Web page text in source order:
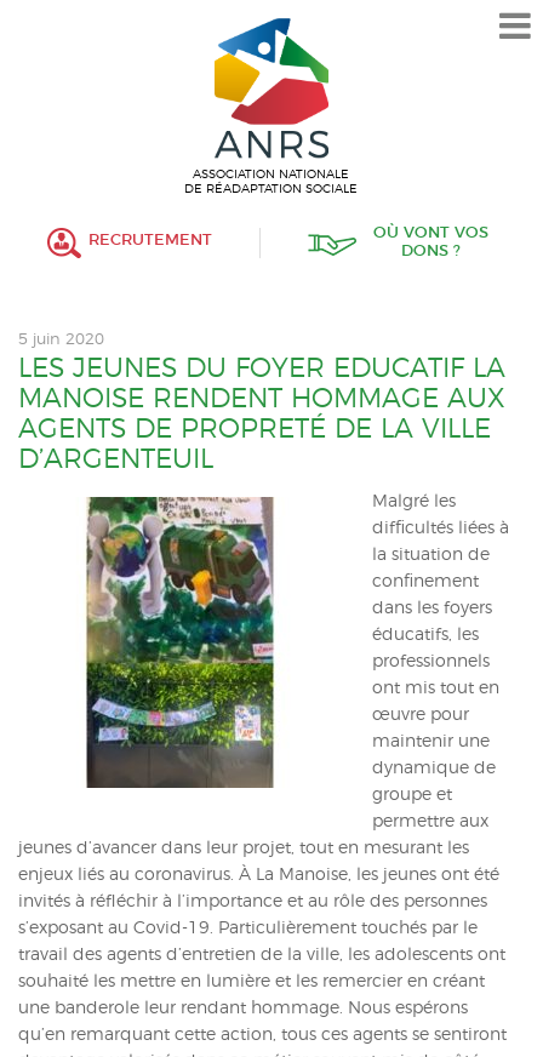
L’ASSOCIATION
HISTORIQUE
VALEURS ET ENGAGEMENT
ASSOCIATIF
FONCTIONNEMENT
POLITIQUE RH
ÉTABLISSEMENTS SERVICES
INSERTION
ACTUALITÉS
CONTACT
INTRANET
ASSOCIATION NATIONALE
DE RÉADAPTATION SOCIALE
RECRUTEMENT
OÙ VONT VOS
DONS ?
5 juin 2020
LES JEUNES DU FOYER EDUCATIF LA
MANOISE RENDENT HOMMAGE AUX
AGENTS DE PROPRETÉ DE LA VILLE
D’ARGENTEUIL
Malgré les
difficultés liées à
la situation de
confinement
dans les foyers
éducatifs, les
professionnels
ont mis tout en
œuvre pour
maintenir une
dynamique de
groupe et
permettre aux
jeunes d’avancer dans leur projet, tout en mesurant les
enjeux liés au coronavirus. À La Manoise, les jeunes ont été
invités à réfléchir à l’importance et au rôle des personnes
s’exposant au Covid-19. Particulièrement touchés par le
travail des agents d’entretien de la ville, les adolescents ont
souhaité les mettre en lumière et les remercier en créant
une banderole leur rendant hommage. Nous espérons
qu’en remarquant cette action, tous ces agents se sentiront